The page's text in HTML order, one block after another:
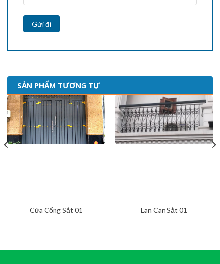
SẢN PHẨM TƯƠNG TỰ
Cửa Cổng Sắt 01 Lan Can Sắt 01